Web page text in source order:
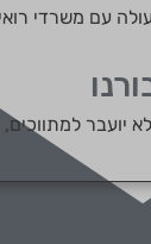
עם משרדי
יועבר